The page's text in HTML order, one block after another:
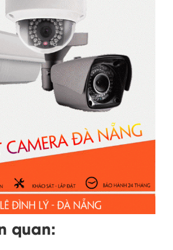
quan: